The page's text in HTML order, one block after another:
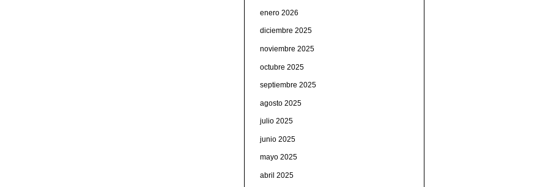
enero 2026
diciembre 2025
noviembre 2025
octubre 2025
septiembre 2025
agosto 2025
julio 2025
junio 2025
mayo 2025
abril 2025